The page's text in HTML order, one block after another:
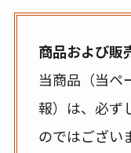
商品および販
当商品（当ペ
報）は、必ず
のではござい